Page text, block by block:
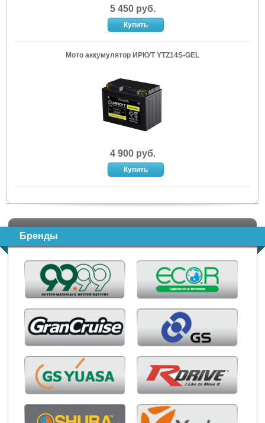
5 450 руб.
Мото аккумулятор ИРКУТ YTZ14S-GEL
4 900 руб.
Бренды